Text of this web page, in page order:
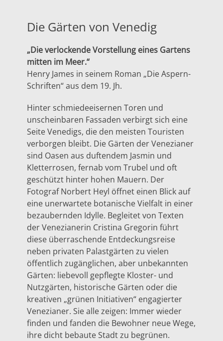
Die Gärten von Venedig
„Die verlockende Vorstellung eines Gartens
mitten im Meer.“
Henry James in seinem Roman „Die Aspern-
Schriften“ aus dem 19. Jh.
Hinter schmiedeeisernen Toren und
unscheinbaren Fassaden verbirgt sich eine
Seite Venedigs, die den meisten Touristen
verborgen bleibt. Die Gärten der Venezianer
sind Oasen aus duftendem Jasmin und
Kletterrosen, fernab vom Trubel und oft
geschützt hinter hohen Mauern. Der
Fotograf Norbert Heyl öffnet einen Blick auf
eine unerwartete botanische Vielfalt in einer
bezaubernden Idylle. Begleitet von Texten
der Venezianerin Cristina Gregorin führt
diese überraschende Entdeckungsreise
neben privaten Palastgärten zu vielen
öffentlich zugänglichen, aber unbekannten
Gärten: liebevoll gepflegte Kloster- und
Nutzgärten, historische Gärten oder die
kreativen „grünen Initiativen“ engagierter
Venezianer. Sie alle zeigen: Immer wieder
finden und fanden die Bewohner neue Wege,
ihre dicht bebaute Stadt zu begrünen.